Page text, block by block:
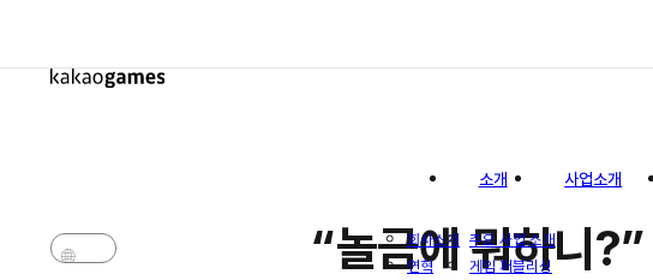
소개
회사소개
연혁
사업소개
주요 사업 소개
게임 퍼블리싱
“놀금에 뭐하니?”